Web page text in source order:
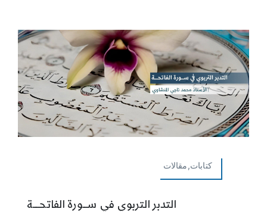
كتابات,مقالات
التدبر التربوي في ســـورة الفاتحــــة